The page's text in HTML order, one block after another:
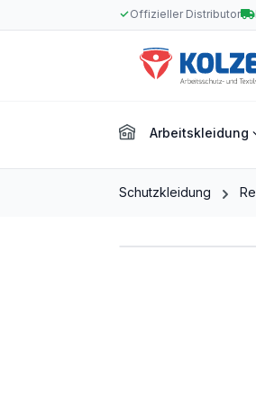
Hauptinhalt springen
Zur Suche springen
Zur Hauptnavigation springen
Offizieller Distributor
Arbeitskleidung
Schutzkleidung